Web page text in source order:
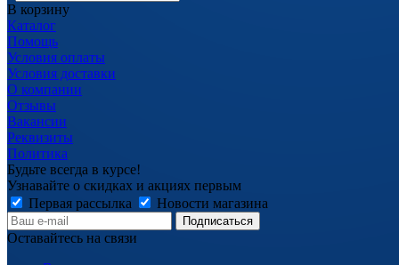
В корзину
Каталог
Помощь
Условия оплаты
Условия доставки
О компании
Отзывы
Вакансии
Реквизиты
Политика
Будьте всегда в курсе!
Узнавайте о скидках и акциях первым
Первая рассылка
Новости магазина
Оставайтесь на связи